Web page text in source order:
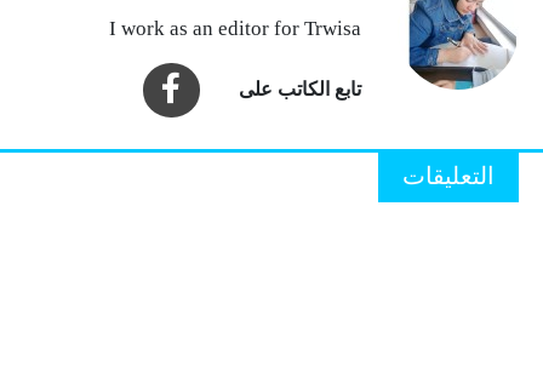
I work as an editor for Trwisa
التعليقات